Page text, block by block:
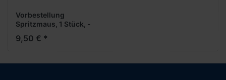
Vorbestellung
Spritzmaus, 1 Stück, -
2025***
9,50 € *